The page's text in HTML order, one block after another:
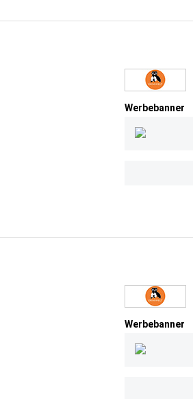
Werbebanner
Werbebanner